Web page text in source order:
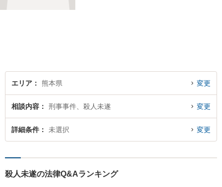
エリア 熊本県 変更
相談内容 刑事事件、殺人未遂 変更
詳細条件 未選択 変更
殺人未遂の法律Q&Aランキング